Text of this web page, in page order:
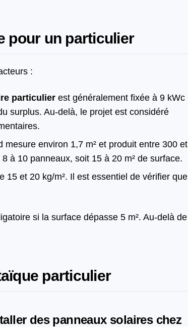
pour un particulier
:
particulier est généralement fixée à 9 kWc
surplus. Au-delà, le projet est considéré
environ 1,7 m² et produit entre 300 et
à 10 panneaux, soit 15 à 20 m² de surface.
15 et 20 kg/m². Il est essentiel de vérifier que
si la surface dépasse 5 m². Au-delà de
particulier
des panneaux solaires chez